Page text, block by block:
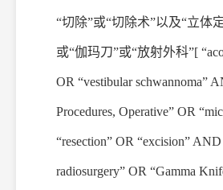
“切除”或“切除术”以及“立体
或“伽玛刀”或“放射外科”[
OR “vestibular schwannoma”
Procedures, Operative” OR
“resection” OR “excision” AND
radiosurgery” OR “Gamma